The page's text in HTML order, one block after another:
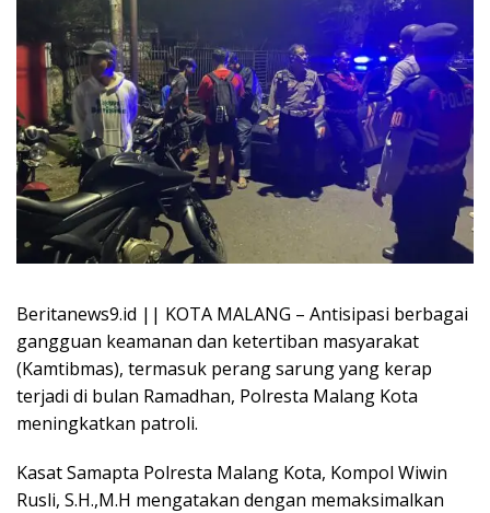
Beritanews9.id || KOTA MALANG – Antisipasi berbagai
gangguan keamanan dan ketertiban masyarakat
(Kamtibmas), termasuk perang sarung yang kerap
terjadi di bulan Ramadhan, Polresta Malang Kota
meningkatkan patroli.
Kasat Samapta Polresta Malang Kota, Kompol Wiwin
Rusli, S.H.,M.H mengatakan dengan memaksimalkan